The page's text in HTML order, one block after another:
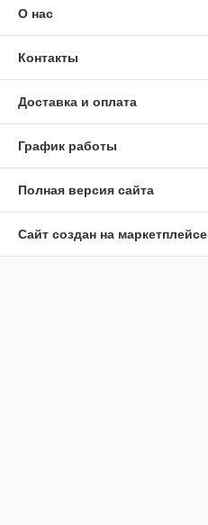
О нас
Контакты
Доставка и оплата
График работы
Полная версия сайта
Сайт создан на маркетплейсе